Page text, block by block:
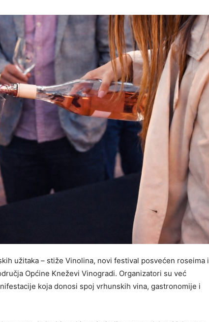
užitaka – stiže Vinolina, novi festival posvećen roseima i
Općine Kneževi Vinogradi. Organizatori su već
koja donosi spoj vrhunskih vina, gastronomije i